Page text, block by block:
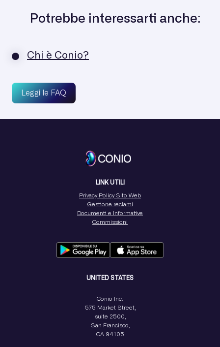
Potrebbe interessarti anche:
Chi è Conio?
Leggi le FAQ
LINK UTILI
Privacy Policy Sito Web
Gestione reclami
Documenti e Informative
Commissioni
UNITED STATES
Conio Inc.
575 Market Street,
suite 2500,
San Francisco,
CA 94105